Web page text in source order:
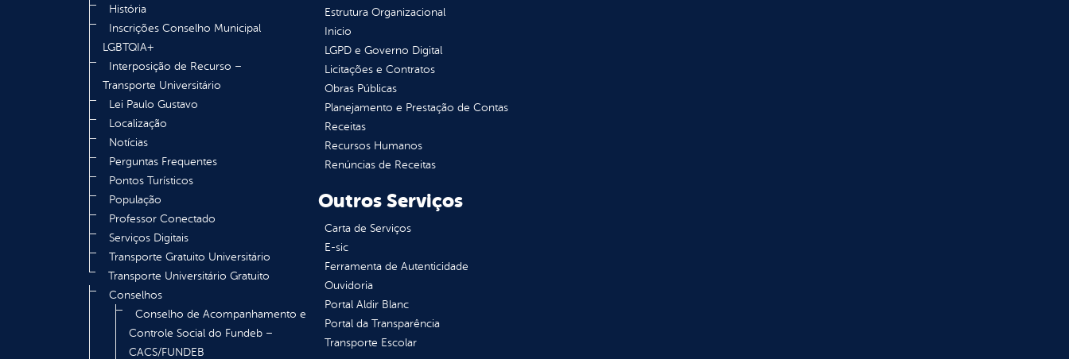
História
Inscrições Conselho Municipal
LGBTQIA+
Interposição de Recurso –
Transporte Universitário
Lei Paulo Gustavo
Localização
Notícias
Perguntas Frequentes
Pontos Turísticos
População
Professor Conectado
Serviços Digitais
Transporte Gratuito Universitário
Transporte Universitário Gratuito
Conselhos
Conselho de Acompanhamento e
Controle Social do Fundeb –
CACS/FUNDEB
Estrutura Organizacional
Inicio
LGPD e Governo Digital
Licitações e Contratos
Obras Públicas
Planejamento e Prestação de Contas
Receitas
Recursos Humanos
Renúncias de Receitas
Outros Serviços
Carta de Serviços
E-sic
Ferramenta de Autenticidade
Ouvidoria
Portal Aldir Blanc
Portal da Transparência
Transporte Escolar